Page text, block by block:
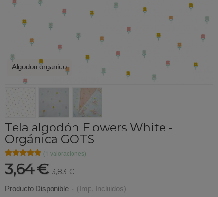
Algodon organico
Tela algodón Flowers White -
Orgánica GOTS
★★★★★
★★★★★ (1 valoraciones)
3,64 € 3,83 €
Producto Disponible - (Imp. Incluidos)